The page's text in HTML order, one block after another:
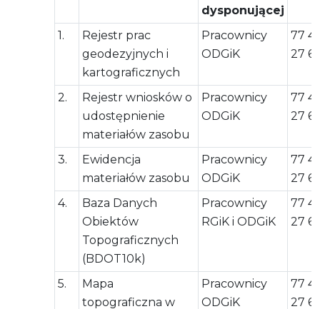
dysponującej
1.
Rejestr prac
geodezyjnych i
kartograficznych
Pracownicy
ODGiK
77
27 65
2.
Rejestr wniosków o
udostępnienie
materiałów zasobu
Pracownicy
ODGiK
77
27 65
3.
Ewidencja
materiałów zasobu
Pracownicy
ODGiK
77
27 65
4.
Baza Danych
Obiektów
Topograficznych
(BDOT10k)
Pracownicy
RGiK i ODGiK
77
27 65
5.
Mapa
topograficzna w
Pracownicy
ODGiK
77
27 65